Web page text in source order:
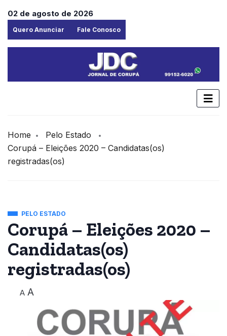
02 de agosto de 2026
Quero Anunciar Fale Conosco
Home
Pelo Estado
Corupá – Eleições 2020 – Candidatas(os)
registradas(os)
PELO ESTADO
Corupá – Eleições 2020 –
Candidatas(os)
registradas(os)
A A